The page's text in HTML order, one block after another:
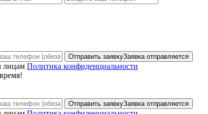
Отправить заявкуЗаявка отправляется
лицам Политика конфиденциальности
Отправить заявкуЗаявка отправляется